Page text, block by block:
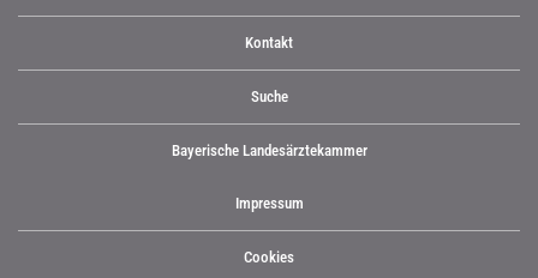
Kontakt
Suche
Bayerische Landesärztekammer
Impressum
Cookies